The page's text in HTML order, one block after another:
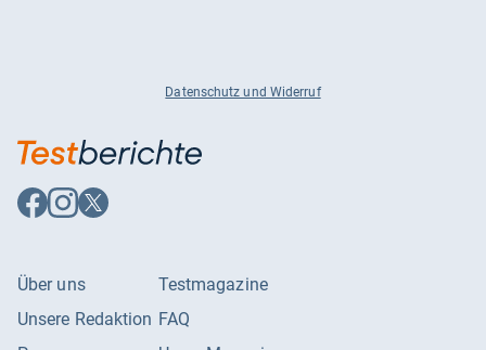
Datenschutz und Widerruf
Auf
Facebook
Auf
Instagram
Auf
X
Über uns
Unsere Redaktion
Testmagazine
FAQ